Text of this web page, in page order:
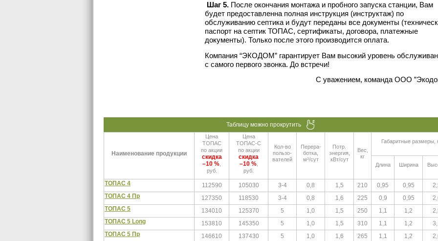
Шаг 5. После окончания монтажа и пробного запуска станции, Вам
будет предоставленна полная инструкция (инструктаж) по
обслуживанию септика и будут переданы все документы
паспорт на септик ТОПАС, сертификаты, договора, платежные
документы). Только после этого производится оплата.
Компания “ЭКОДОМ” гарантирует Вам высокий уровень
с самого первого звонка. До встречи!
С уважением, команда ООО
Наименование продукции
Цена
ТОПАС
по акции
скидка
–10 %
руб.
Цена
ТОПАС-С
по акции
скидка
–10 %,
руб.
Кол-во
пользо-
вателей
Перера-
ботка,
м³/сут
Потр.
энергия,
кВт/сут
Вес,
кг
Габаритные размеры,
Длина Ширина
ТОПАС 4 112590 105030 3-4 0,8 1,5 210 0,95 0,95
ТОПАС 4 Пр
127350 118530 3-4 0,8 1,6 225 0,9 0,95
ТОПАС 5
134010 125370 5 1,0 1,5 250 1,1 1,2
ТОПАС 5 Long
153810 145350 5 1,0 1,5 310 1,1 1,2
ТОПАС 5 Пр
146610 137430 5 1,0 1,6 265 1,1 1,2